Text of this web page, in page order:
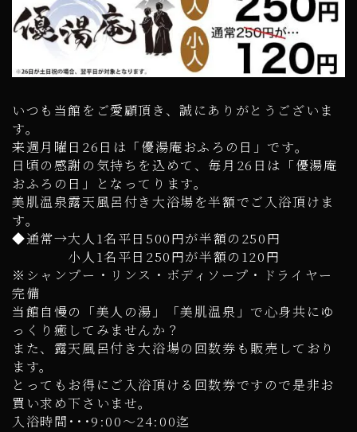
いつも当館をご愛顧頂き、誠にありがとうございま
す。
来週月曜日26日は「優湯庵おふろの日」です。
日頃の感謝の気持ちを込めて、毎月26日は「優湯庵
おふろの日」となってります。
美肌温泉露天風呂付き大浴場を半額でご入浴頂けま
す。
◆通常→大人1名平日500円が半額の250円
小人1名平日250円が半額の120円
※シャンプー・リンス・ボディソープ・ドライヤー
完備
当館自慢の「美人の湯」「美肌温泉」で心身共にゆ
っくり癒してみませんか？
また、露天風呂付き大浴場の回数券も販売しており
ます。
とってもお得にご入浴頂ける回数券ですので是非お
買い求め下さいませ。
入浴時間･･･9:00～24:00迄